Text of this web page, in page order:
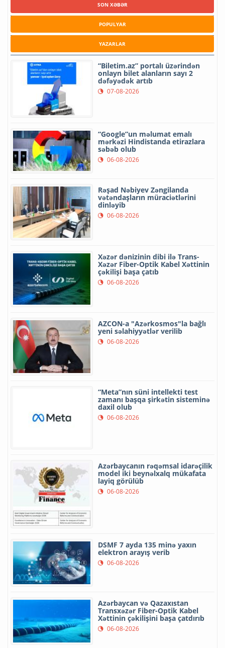
SON XƏBƏR
POPULYAR
YAZARLAR
“Biletim.az” portalı üzərindən
onlayn bilet alanların sayı 2
dəfəyədək artıb
07-08-2026
“Google”un məlumat emalı
mərkəzi Hindistanda etirazlara
səbəb olub
06-08-2026
Rəşad Nəbiyev Zəngilanda
vətəndaşların müraciətlərini
dinləyib
06-08-2026
Xəzər dənizinin dibi ilə Trans-
Xəzər Fiber-Optik Kabel Xəttinin
çəkilişi başa çatıb
06-08-2026
AZCON-a "Azərkosmos"la bağlı
yeni səlahiyyətlər verilib
06-08-2026
“Meta”nın süni intellekti test
zamanı başqa şirkətin sisteminə
daxil olub
06-08-2026
Azərbaycanın rəqəmsal idarəçilik
model iki beynəlxalq mükafata
layiq görülüb
06-08-2026
DSMF 7 ayda 135 minə yaxın
elektron arayış verib
06-08-2026
Azərbaycan və Qazaxıstan
Transxəzər Fiber-Optik Kabel
Xəttinin çəkilişini başa çatdırıb
06-08-2026